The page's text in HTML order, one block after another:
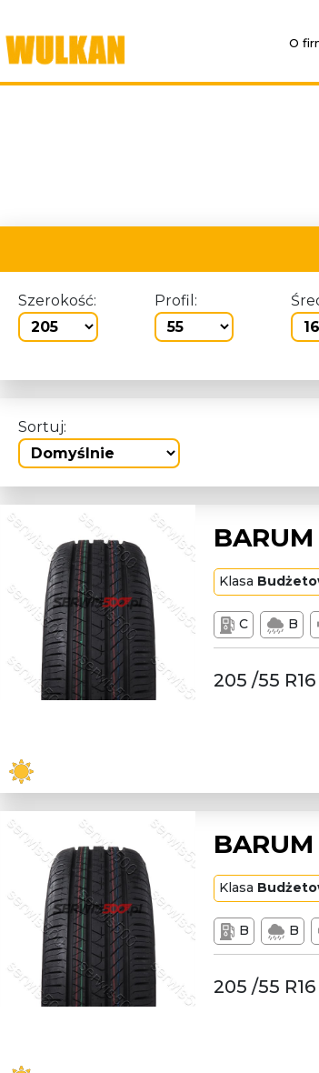
O
Szerokość: Profil:
Sortuj:
Klasa
C B
205 /55 R16
Klasa
B B
205 /55 R16